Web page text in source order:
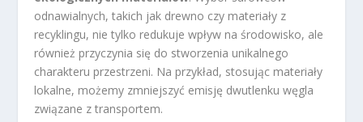
odnawialnych, takich jak drewno czy materiały z
recyklingu, nie tylko redukuje wpływ na środowisko, ale
również przyczynia się do stworzenia unikalnego
charakteru przestrzeni. Na przykład, stosując materiały
lokalne, możemy zmniejszyć emisję dwutlenku węgla
związane z transportem.